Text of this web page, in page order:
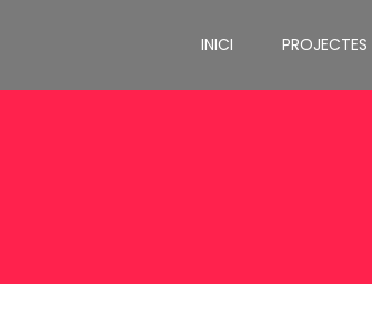
INICI PROJECTES